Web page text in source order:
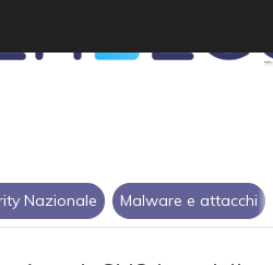
Nazionale Malware e attacchi